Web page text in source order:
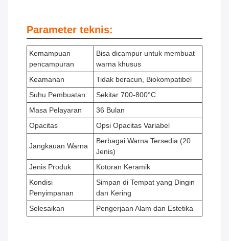
Parameter teknis:
Kemampuan
pencampuran
Bisa dicampur untuk membuat
warna khusus
Keamanan
Tidak beracun, Biokompatibel
Suhu Pembuatan
Sekitar 700-800°C
Masa Pelayaran
36 Bulan
Opacitas
Opsi Opacitas Variabel
Jangkauan Warna
Berbagai Warna Tersedia (20
Jenis)
Jenis Produk
Kotoran Keramik
Kondisi
Penyimpanan
Simpan di Tempat yang Dingin
dan Kering
Selesaikan
Pengerjaan Alam dan Estetika